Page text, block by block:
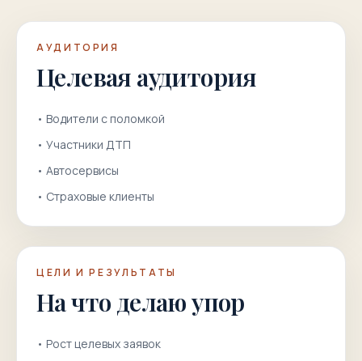
АУДИТОРИЯ
Целевая аудитория
• Водители с поломкой
• Участники ДТП
• Автосервисы
• Страховые клиенты
ЦЕЛИ И РЕЗУЛЬТАТЫ
На что делаю упор
• Рост целевых заявок